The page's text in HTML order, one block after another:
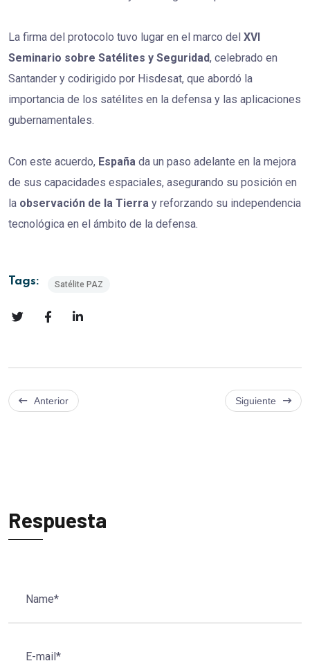
La firma del protocolo tuvo lugar en el marco del XVI
Seminario sobre Satélites y Seguridad, celebrado en
Santander y codirigido por Hisdesat, que abordó la
importancia de los satélites en la defensa y las aplicaciones
gubernamentales.
Con este acuerdo, España da un paso adelante en la mejora
de sus capacidades espaciales, asegurando su posición en
la observación de la Tierra y reforzando su independencia
tecnológica en el ámbito de la defensa.
Tags: Satélite PAZ
Anterior Siguiente
Respuesta